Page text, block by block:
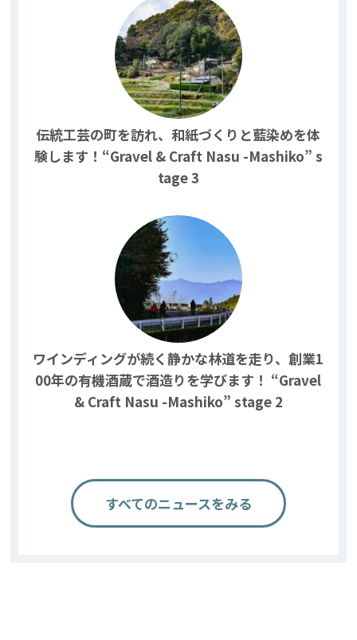
伝統工芸の町を訪れ、和紙づくりと藍染めを体
験します！“Gravel & Craft Nasu -Mashiko” s
tage 3
ワインディングが続く静かな林道を走り、創業1
00年の有機酒蔵で酒造りを学びます！ “Gravel
& Craft Nasu -Mashiko” stage 2
すべてのニュースをみる